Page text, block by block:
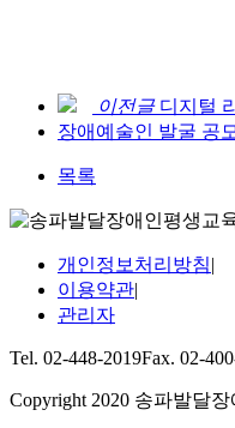
이전글 디지털
장애예술인 발굴 공
목록
개인정보처리방침
이용약관
관리자
Tel. 02-448-2019Fax. 02-
Copyright 2020 송파발달